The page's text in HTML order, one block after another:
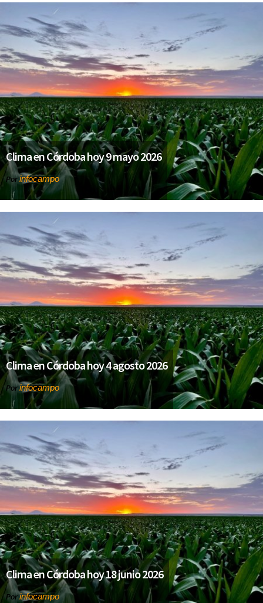
Clima en Córdoba hoy 9 mayo 2026
Porinfocampo
Clima en Córdoba hoy 4 agosto 2026
Por infocampo
Clima en Córdoba hoy 18 junio 2026
Por infocampo